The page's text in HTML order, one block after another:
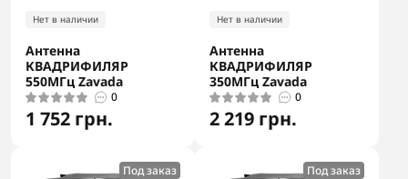
Нет в наличии
Антенна
КВАДРИФИЛЯР
550МГц Zavada
0
1 752 грн.
Нет в наличии
Антенна
КВАДРИФИЛЯР
350МГц Zavada
0
2 219 грн.
Под заказ Под заказ